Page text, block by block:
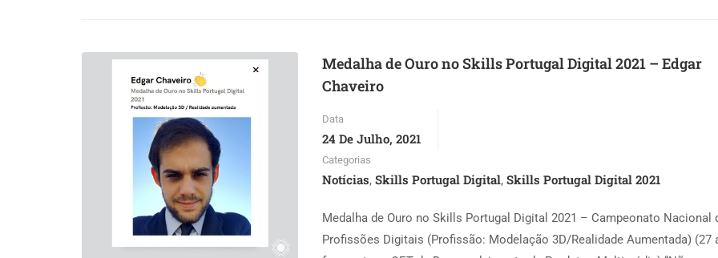
Medalha de Ouro no Skills Portugal Digital 2021 – Edgar
Chaveiro
Data
24 De Julho, 2021
Categorias
Notícias, Skills Portugal Digital, Skills Portugal Digital 2021
Medalha de Ouro no Skills Portugal Digital 2021 – Campeonato Nacional
Profissões Digitais (Profissão: Modelação 3D/Realidade Aumentada) (27